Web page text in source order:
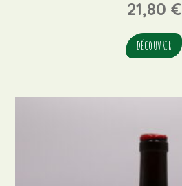
21,80 €
DÉCOUVRIR